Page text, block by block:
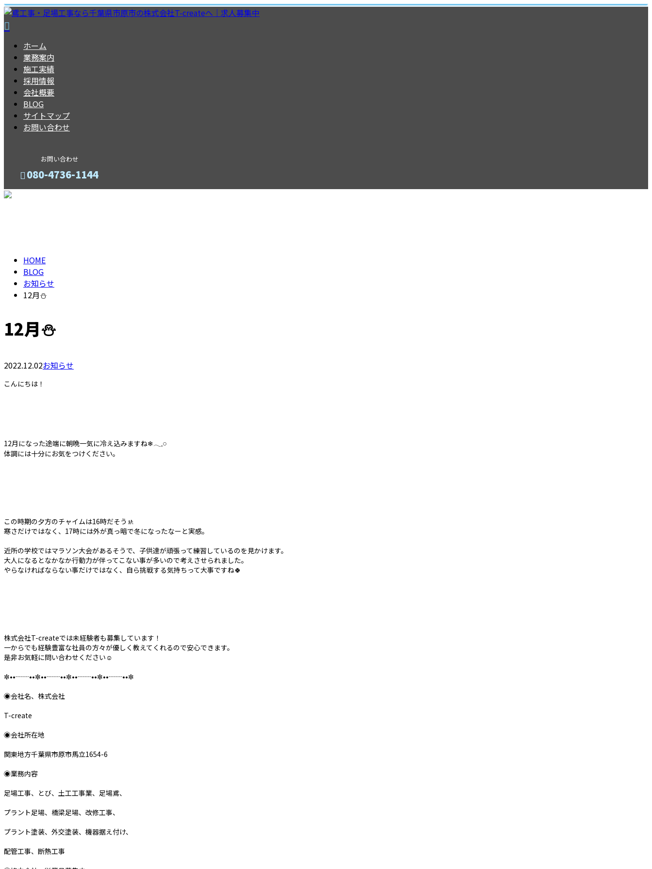
ホーム
業務案内
施工実績
採用情報
会社概要
BLOG
サイトマップ
お問い合わせ
お問い合わせ
080-4736-1144
HOME
BLOG
お知らせ
12月⛄️
12月⛄️
2022.12.02お知らせ
こんにちは！
12月になった途端に朝晩一気に冷え込みますね❄𓂃𓈒𓏸︎︎︎︎
体調には十分にお気をつけください。
この時期の夕方のチャイムは16時だそう🚸
寒さだけではなく、17時には外が真っ暗で冬になったなーと実感。
近所の学校ではマラソン大会があるそうで、子供達が頑張って練習しているのを見かけます。
大人になるとなかなか行動力が伴ってこない事が多いので考えさせられました。
やらなければならない事だけではなく、自ら挑戦する気持ちって大事ですね🍀
株式会社T-createでは未経験者も募集しています！
一からでも経験豊富な社員の方々が優しく教えてくれるので安心できます。
是非お気軽に問い合わせください‪‪☺︎‬
✼••┈┈••✼••┈┈••✼••┈┈••✼••┈┈••✼
◉会社名、株式会社
T-create
◉会社所在地
関東地方千葉県市原市馬立1654-6
◉業務内容
足場工事、とび、土工工事業、足場鳶、
プラント足場、橋梁足場、改修工事、
プラント塗装、外交塗装、機器据え付け、
配管工事、断熱工事